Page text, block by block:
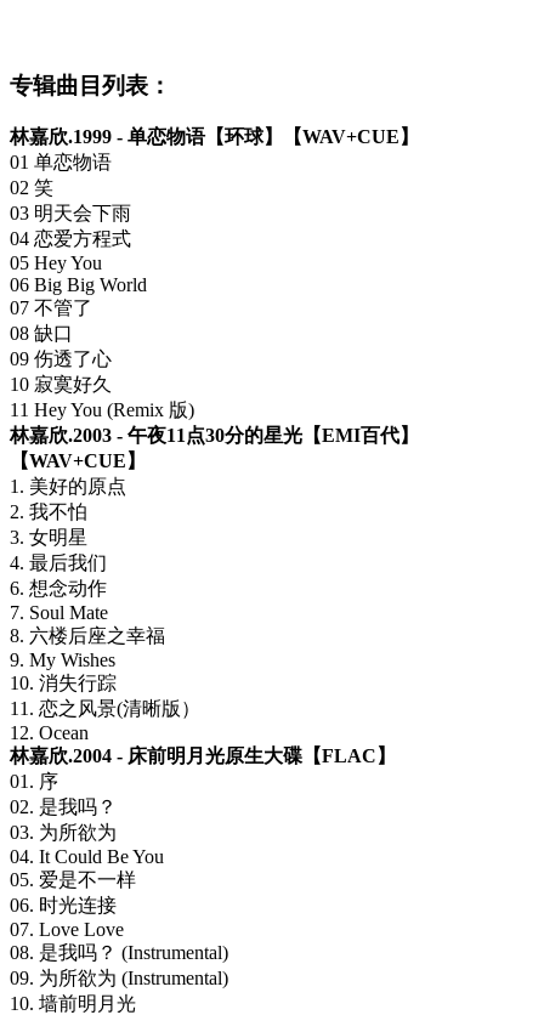
专辑曲目列表：
林嘉欣.1999 - 单恋物语【环球】【WAV+CUE】
01 单恋物语
02 笑
03 明天会下雨
04 恋爱方程式
05 Hey You
06 Big Big World
07 不管了
08 缺口
09 伤透了心
10 寂寞好久
11 Hey You (Remix 版)
林嘉欣.2003 - 午夜11点30分的星光【EMI百代】
【WAV+CUE】
1. 美好的原点
2. 我不怕
3. 女明星
4. 最后我们
6. 想念动作
7. Soul Mate
8. 六楼后座之幸福
9. My Wishes
10. 消失行踪
11. 恋之风景(清晰版）
12. Ocean
林嘉欣.2004 - 床前明月光原生大碟【FLAC】
01. 序
02. 是我吗？
03. 为所欲为
04. It Could Be You
05. 爱是不一样
06. 时光连接
07. Love Love
08. 是我吗？ (Instrumental)
09. 为所欲为 (Instrumental)
10. 墙前明月光